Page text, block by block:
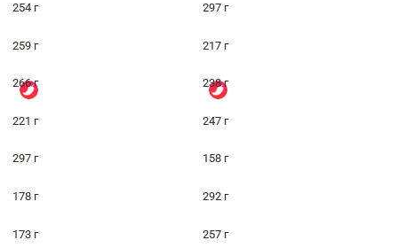
254 г 297 г
259 г 217 г
266 г 238 г
221 г 247 г
297 г 158 г
178 г 292 г
173 г 257 г